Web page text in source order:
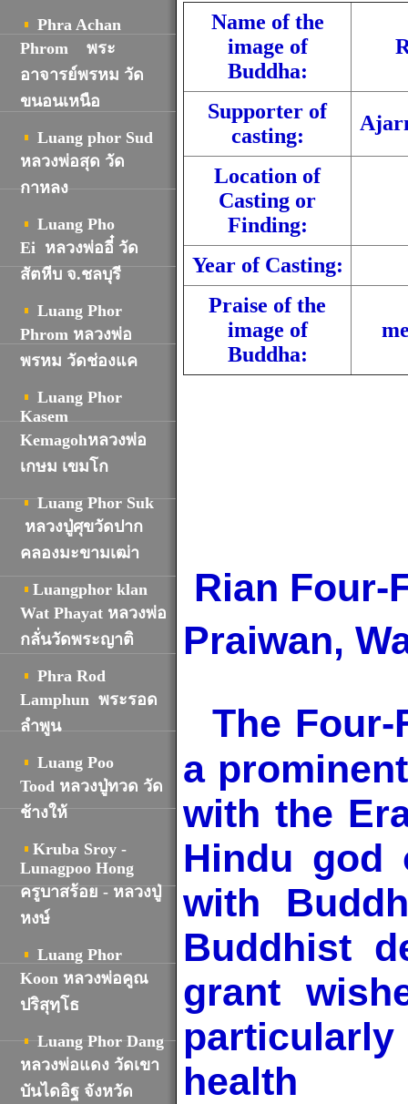
Phra Achan
Phrom พระ
อาจารย์พรหม วัด
ขนอนเหนือ
Luang phor Sud
หลวงพ่อสุด วัด
กาหลง
Luang Pho
Ei หลวงพ่ออี๋ วัด
สัตหีบ จ.ชลบุรี
Luang Phor
Phrom หลวงพ่อ
พรหม วัดช่องแค
Luang Phor
Kasem
Kemagohหลวงพ่อ
เกษม เขมโก
Luang Phor Suk
หลวงปู่ศุขวัดปาก
คลองมะขามเฒ่า
Luangphor klan
Wat Phayat หลวงพ่อ
กลั่นวัดพระญาติ
Phra Rod
Lamphun พระรอด
ลำพูน
Luang Poo
Tood หลวงปู่ทวด วัด
ช้างให้
Kruba Sroy -
Lunagpoo Hong
ครูบาสร้อย - หลวงปู่
หงษ์
Luang Phor
Koon หลวงพ่อคูณ
ปริสุทฺโธ
Luang Phor Dang
หลวงพ่อแดง วัดเขา
บันไดอิฐ จังหวัด
Name of the
image of
Buddha:
Supporter of
casting:
Location of
Casting or
Finding:
Year of Casting:
Praise of the
image of
Buddha:
Rian Four-
Praiwan,
The
a
with the
Hindu god
with
Buddhist
grant
particularly
health